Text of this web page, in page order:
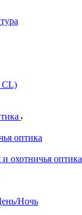
CL)
оптика
охотничья оптика
Ночь